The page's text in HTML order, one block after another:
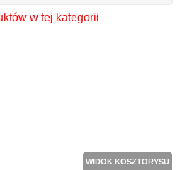
w tej kategorii
WIDOK KOSZTORYSU